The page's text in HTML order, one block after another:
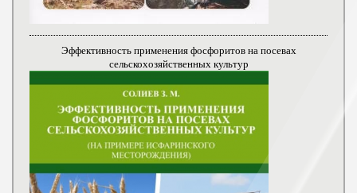
Эффективность применения фосфоритов на посевах
сельскохозяйственных культур